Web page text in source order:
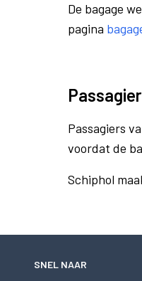
De bagage
pagina
Passagiers
voordat de
Schiphol
SNEL NAAR